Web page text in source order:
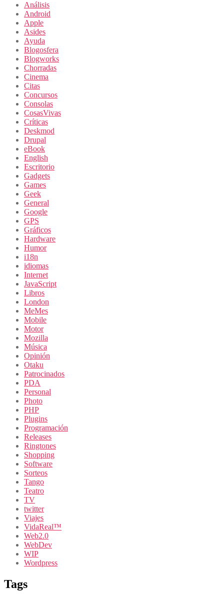
Análisis
Android
Apple
Asides
Ayuda
Blogosfera
Blogworks
Chorradas
Cinema
Citas
Concursos
Consolas
CosasVivas
Críticas
Deskmod
Drupal
eBook
English
Escritorio
Gadgets
Games
Geek
General
Google
GPS
Gráficos
Hardware
Humor
i18n
idiomas
Internet
JavaScript
Libros
London
MeMes
Mobile
Motor
Mozilla
Música
Opinión
Otaku
Patrocinados
PDA
Personal
Photo
PHP
Plugins
Programación
Releases
Ringtones
Shopping
Software
Sorteos
Tango
Teatro
TV
twitter
Viajes
VidaReal™
Web2.0
WebDev
WIP
Wordpress
Tags